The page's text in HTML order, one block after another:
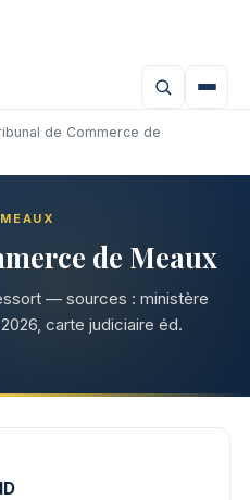
de Commerce de
de Meaux
— sources : ministère
carte judiciaire éd.